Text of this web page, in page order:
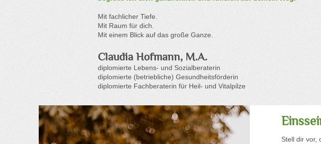
Mit fachlicher Tiefe.
Mit Raum für dich.
Mit einem Blick auf das große Ganze.
Claudia Hofmann, M.A.
diplomierte Lebens- und Sozialberaterin
diplomierte (betriebliche) Gesundheitsförderin
diplomierte Fachberaterin für Heil- und Vitalpilze
Stell dir vor,